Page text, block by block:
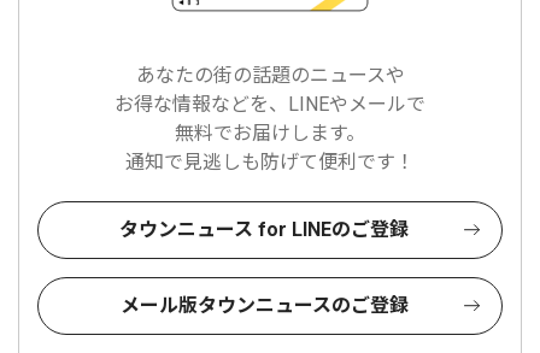
あなたの街の話題のニュースや
お得な情報などを、LINEやメールで
無料でお届けします。
通知で見逃しも防げて便利です！
タウンニュース for LINEのご登録
メール版タウンニュースのご登録